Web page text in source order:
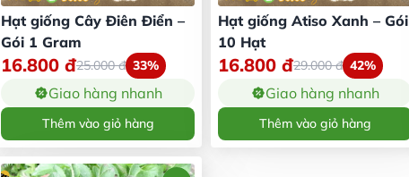
Hạt giống Cây Điên Điển –
Gói 1 Gram
16.800 đ25.000đ 33%
Giao hàng nhanh
Thêm vào giỏ hàng
Hạt giống Atiso Xanh – Gói
10 Hạt
16.800 đ29.000đ 42%
Giao hàng nhanh
Thêm vào giỏ hàng